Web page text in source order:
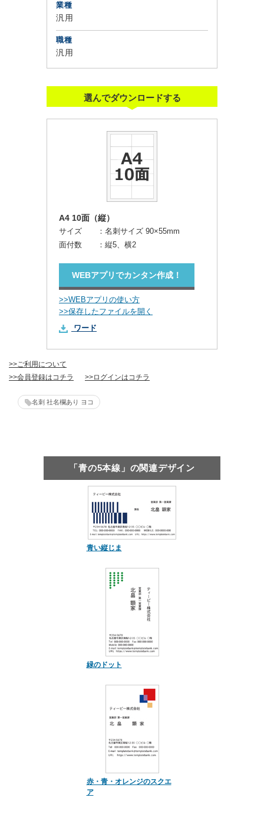
業種
汎用
職種
汎用
選んでダウンロードする
A4 10面（縦）
サイズ ： 名刺サイズ 90×55mm
面付数 ： 縦5、横2
WEBアプリでカンタン作成！
>>WEBアプリの使い方
>>保存したファイルを開く
ワード
>>ご利用について
>>会員登録はコチラ
>>ログインはコチラ
名刺 社名欄あり ヨコ
「青の5本線」の関連デザイン
青い縦じま
緑のドット
赤・青・オレンジのスクエ
ア